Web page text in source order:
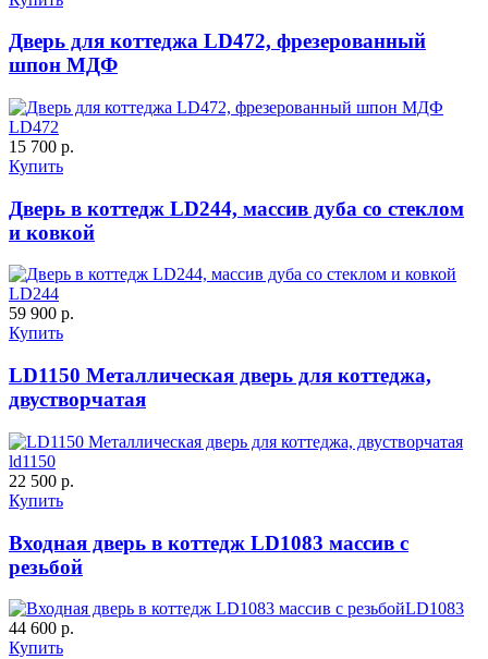
К-35 С К-35 СС
К-36 46 30
К-36 СС
C67 C68
C71 C72
Дверь для коттеджа LD472, фрезерованный
шпон МДФ
LD472
15 700 р.
Купить
Дверь в коттедж LD244, массив дуба со стеклом
и ковкой
LD244
59 900 р.
Купить
LD1150 Металлическая дверь для коттеджа,
двустворчатая
ld1150
22 500 р.
Купить
Входная дверь в коттедж LD1083 массив с
резьбой
LD1083
44 600 р.
Купить